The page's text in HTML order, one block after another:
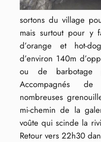
sortons du village
mais surtout pour y
d’orange et hot-
d’environ 140m
ou de barbotage
Accompagnés
nombreuses
mi-chemin de la
voûte qui scinde la
Retour vers 22h30